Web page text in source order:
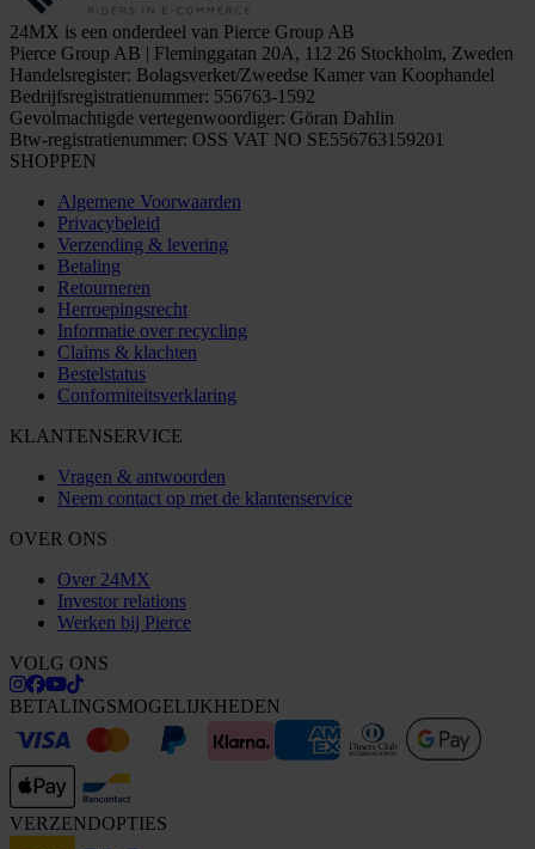
24MX is een onderdeel van Pierce Group AB
Pierce Group AB | Fleminggatan 20A, 112 26 Stockholm, Zweden
Handelsregister: Bolagsverket/Zweedse Kamer van Koophandel
Bedrijfsregistratienummer: 556763-1592
Gevolmachtigde vertegenwoordiger: Göran Dahlin
Btw-registratienummer: OSS VAT NO SE556763159201
SHOPPEN
Algemene Voorwaarden
Privacybeleid
Verzending & levering
Betaling
Retourneren
Herroepingsrecht
Informatie over recycling
Claims & klachten
Bestelstatus
Conformiteitsverklaring
KLANTENSERVICE
Vragen & antwoorden
Neem contact op met de klantenservice
OVER ONS
Over 24MX
Investor relations
Werken bij Pierce
VOLG ONS
BETALINGSMOGELIJKHEDEN
VERZENDOPTIES